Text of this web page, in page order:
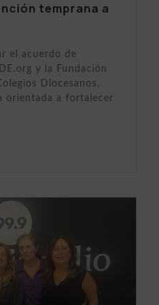
temprana a
el acuerdo de
y la Fundación
Diocesanos,
orientada a fortalecer